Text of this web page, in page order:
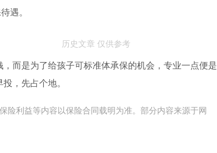
遇。
而是为了给孩子可标准体承保的机会，专业一点便是
，先占个地。
险利益等内容以保险合同载明为准。部分内容来源于网